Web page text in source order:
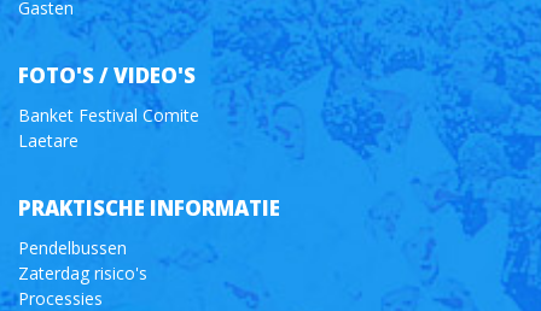
Gasten
FOTO'S / VIDEO'S
Banket Festival Comite
Laetare
PRAKTISCHE INFORMATIE
Pendelbussen
Zaterdag risico's
Processies